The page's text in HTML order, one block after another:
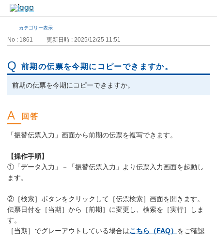
カテゴリー表示
No : 1861 更新日時 : 2025/12/25 11:51
前期の伝票を今期にコピーできますか。
前期の伝票を今期にコピーできますか。
「振替伝票入力」画面から前期の伝票を複写できます。
【操作手順】
①「データ入力」－「振替伝票入力」より伝票入力画面を起動し
ます。
②［検索］ボタンをクリックして［伝票検索］画面を開きます。
伝票日付を［当期］から［前期］に変更し、検索を［実行］しま
す。
［当期］でグレーアウトしている場合はこちら（FAQ） をご確認